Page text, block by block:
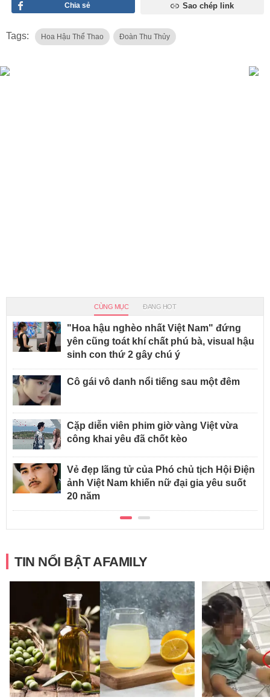
Chia sẻ Sao chép link
Tags: Hoa Hậu Thể Thao Đoàn Thu Thủy
CÙNG MỤC ĐANG HOT
"Hoa hậu nghèo nhất Việt Nam" đứng
yên cũng toát khí chất phú bà, visual hậu
sinh con thứ 2 gây chú ý
Cô gái vô danh nổi tiếng sau một đêm
Cặp diễn viên phim giờ vàng Việt vừa
công khai yêu đã chốt kèo
Vẻ đẹp lãng tử của Phó chủ tịch Hội Điện
ảnh Việt Nam khiến nữ đại gia yêu suốt
20 năm
TIN NỔI BẬT AFAMILY